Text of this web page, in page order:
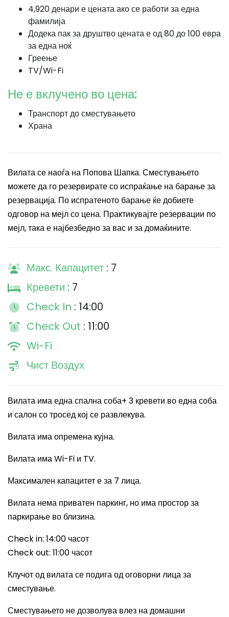
4,920 денари е цената ако се работи за една
фамилија
Додека пак за друштво цената е од 80 до 100 евра
за една ноќ
Греење
TV/Wi-Fi
Не е вклучено во цена:
Транспорт до сместувањето
Храна
Вилата се наоѓа на Попова Шапка. Сместувањето
можете да го резервирате со испраќање на барање за
резервација. По испратеното барање ќе добиете
одговор на мејл со цена. Практикувајте резервации по
мејл, така е најбезбедно за вас и за домаќините.
Макс. Капацитет : 7
Кревети : 7
Check In : 14:00
Check Out : 11:00
Wi-Fi
Чист Воздух
Вилата има една спална соба+ 3 кревети во една соба
и салон со тросед кој се развлекува.
Вилата има опремена кујна.
Вилата имаWi-Fi и TV.
Максимален капацитет е за 7 лица.
Вилата нема приватен паркинг, но има простор за
паркирање во близина.
Check in: 14:00 часот
Check out: 11:00 часот
Клучот од вилата се подига од оговорни лица за
сместување.
Сместувањето не дозволува влез на домашни